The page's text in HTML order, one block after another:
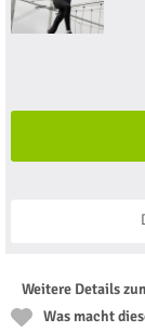
Weitere Details
Was macht